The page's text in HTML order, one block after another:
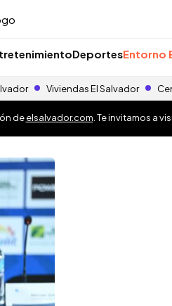
DeportesEntorno
Viviendas El Salvador
deelsalvador.com . Te invitamos a